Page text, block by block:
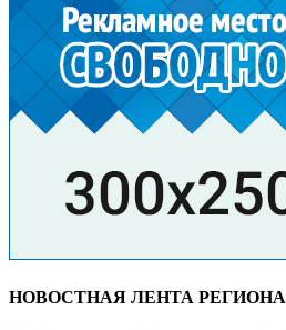
НОВОСТНАЯ ЛЕНТА РЕГИОНА